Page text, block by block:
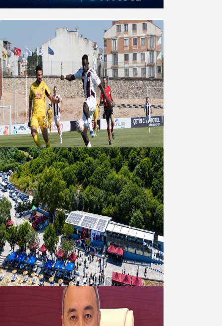
Bandırmaspor’dan 3 gollü başlangıç
08 Ağustos 2026
Bandırma Belediyesinden
Şirinçavuş’a hayat veren tesis
08 Ağustos 2026